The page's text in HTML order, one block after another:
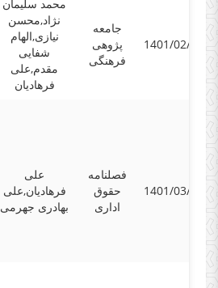
محمد سلیمان
نژاد,محسن
نیازی,الهام
شفایی
مقدم,علی
فرهادیان
جامعه
پژوهی
فرهنگی
1401/02/13
علی
فرهادیان,علی
بهادری جهرمی
فصلنامه
حقوق
اداری
1401/03/01